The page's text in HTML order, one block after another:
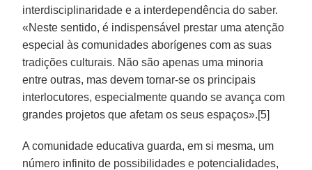
interdisciplinaridade e a interdependência do saber.
«Neste sentido, é indispensável prestar uma atenção
especial às comunidades aborígenes com as suas
tradições culturais. Não são apenas uma minoria
entre outras, mas devem tornar-se os principais
interlocutores, especialmente quando se avança com
grandes projetos que afetam os seus espaços».[5]
A comunidade educativa guarda, em si mesma, um
número infinito de possibilidades e potencialidades,